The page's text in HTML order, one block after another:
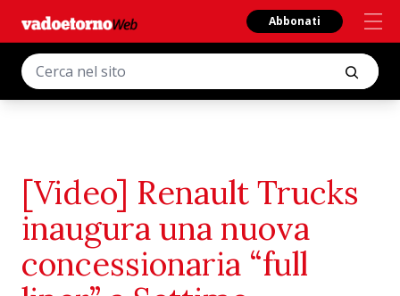
Abbonati
[Video] Renault Trucks
inaugura una nuova
concessionaria “full